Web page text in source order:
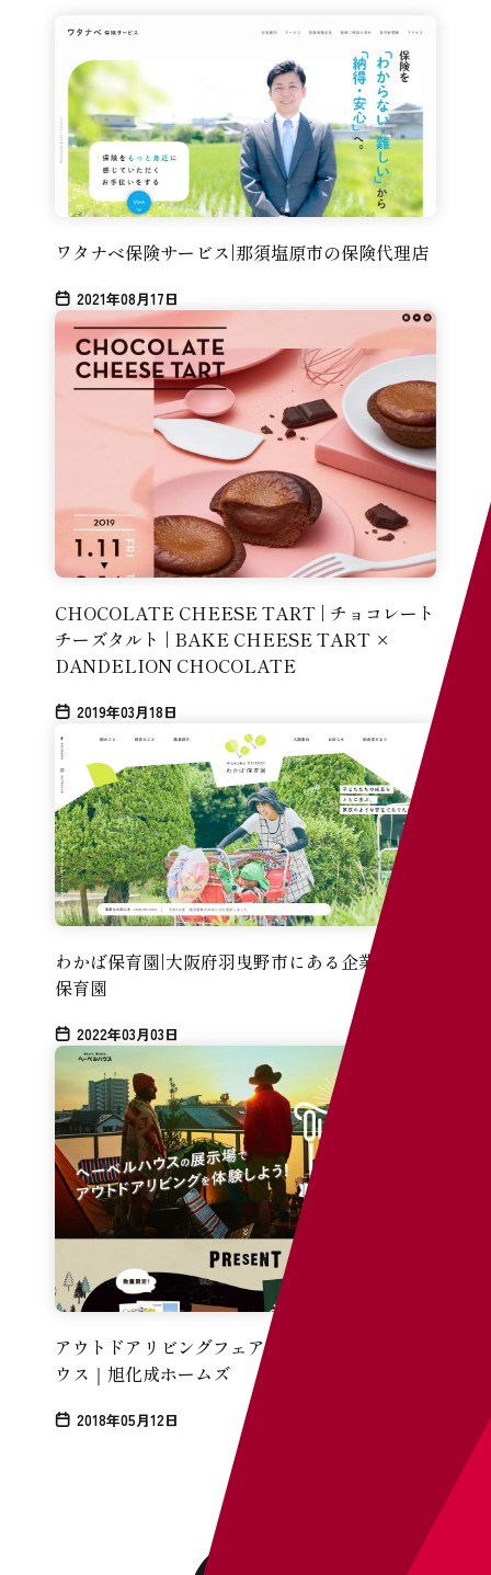
ワタナベ保険サービス|那須塩原市の保険代理店
2021年08月17日
CHOCOLATE CHEESE TART | チョコレート
チーズタルト | BAKE CHEESE TART ×
DANDELION CHOCOLATE
2019年03月18日
わかば保育園|大阪府羽曳野市にある企業主導型
保育園
2022年03月03日
アウトドアリビングフェア開催！｜ヘーベルハ
ウス｜旭化成ホームズ
2018年05月12日